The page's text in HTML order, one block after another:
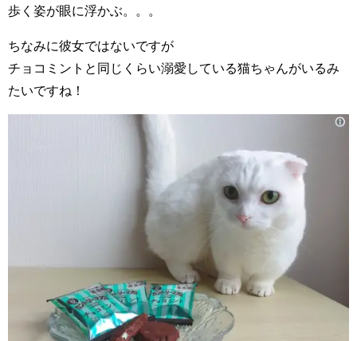
歩く姿が眼に浮かぶ。。。
ちなみに彼女ではないですが
チョコミントと同じくらい溺愛している猫ちゃんがいるみ
たいですね！